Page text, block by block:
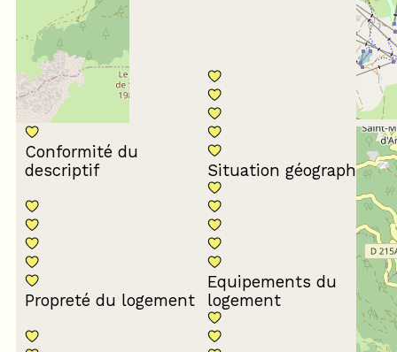
/ 5
Conformité du
descriptif
Situation géographique
Propreté du logement
Equipements du
logement